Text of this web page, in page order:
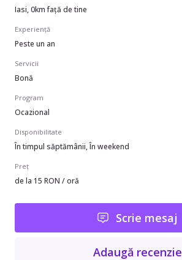
Iasi, 0km față de tine
Experiență
Peste un an
Servicii
Bonă
Program
Ocazional
Disponibilitate
În timpul săptămânii, În weekend
Preț
de la 15 RON / oră
Scrie mesaj
Adaugă recenzie